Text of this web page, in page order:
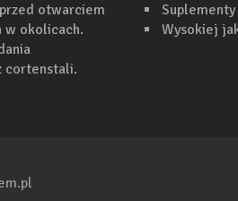
otwarciem
w okolicach.
cortenstali.
Wysokiej